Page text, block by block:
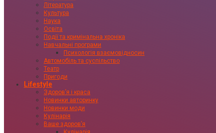
Література
Культура
Наука
Освіта
Події та кримінальна хроніка
Навчальні програми
Психологія взаємовідносин
Автомобіль та суспільство
Театр
Пригоди
Lifestyle
Здоровʼя і краса
Новинки авторинку
Новинки моди
Кулінарія
Ваше здоровʼя